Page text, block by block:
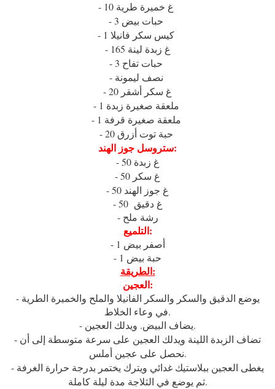
- 165 غ زبدة لينة
- 20 غ سكر أشقر
ستروسل جوز الهند:
- 50 غ زبدة
- 50 غ سكر
- 50 غ جوز الهند
- 50 غ دقيق
- رشة ملح
التلميع:
- 1 أصفر بيض
- 1 حبة بيض
الطريقة:
العجين:
- يوضع الدقيق والسكر والسكر الفانيلا والملح والخميرة الطرية
في وعاء الخلاط.
- يضاف البيض. ويدلك العجين.
- تضاف الزبدة اللينة ويدلك العجين على سرعة متوسطة إلى أن
نحصل على عجين أملس.
- يغطى العجين ببلاستيك غدائي ويترك يختمر بدرجة حرارة الغرفة
ثم يوضع في الثلاجة مدة ليلة كاملة.